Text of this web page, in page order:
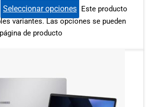
Seleccionar opciones Este producto
variantes. Las opciones se pueden
de producto